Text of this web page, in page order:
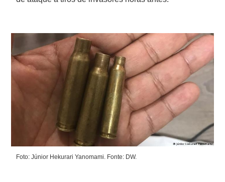
Foto: Júnior Hekurari Yanomami. Fonte: DW.